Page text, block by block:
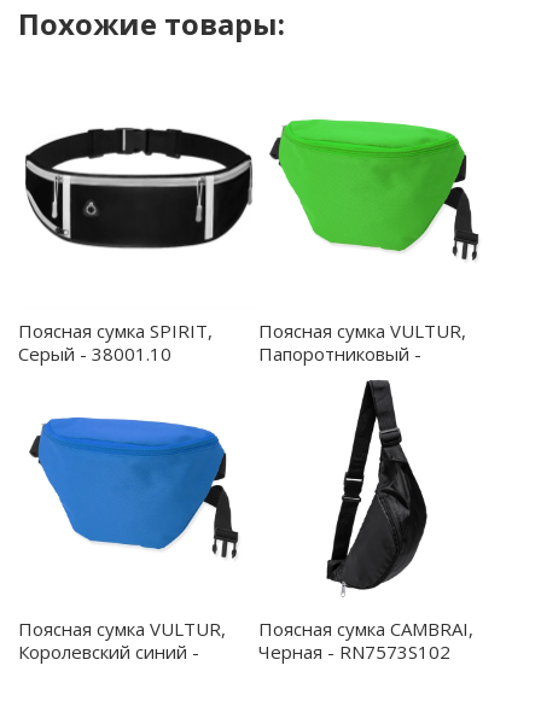
Похожие товары:
Поясная сумка SPIRIT,
Серый - 38001.10
Поясная сумка VULTUR,
Папоротниковый -
BO7548S1226
Поясная сумка VULTUR,
Королевский синий -
Поясная сумка CAMBRAI,
Черная - RN7573S102